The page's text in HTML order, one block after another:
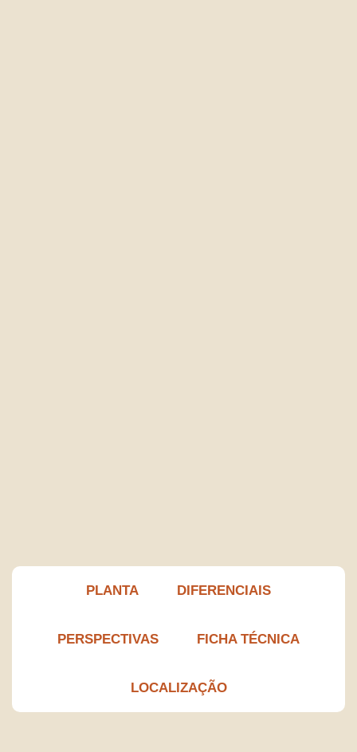
PLANTA DIFERENCIAIS
PERSPECTIVAS FICHA TÉCNICA
LOCALIZAÇÃO